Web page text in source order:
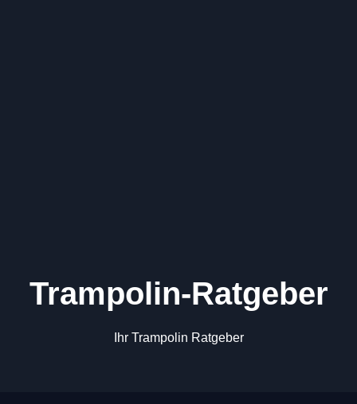
Trampolin-Ratgeber
Ihr Trampolin Ratgeber